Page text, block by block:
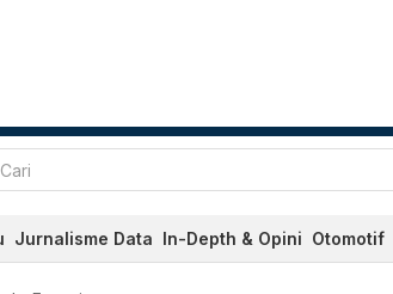
Jurnalisme Data In-Depth & Opini Otomotif